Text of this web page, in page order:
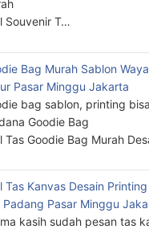
Souvenir T…
Bag Murah Sablon
Pasar Minggu Jakarta
bag sablon, printing
Goodie Bag
Tas Goodie Bag Murah
Tas Kanvas Desain
Padang Pasar Minggu
kasih sudah pesan tas